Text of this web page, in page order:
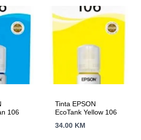
106
Tinta EPSON
EcoTank Yellow 106
34.00 KM